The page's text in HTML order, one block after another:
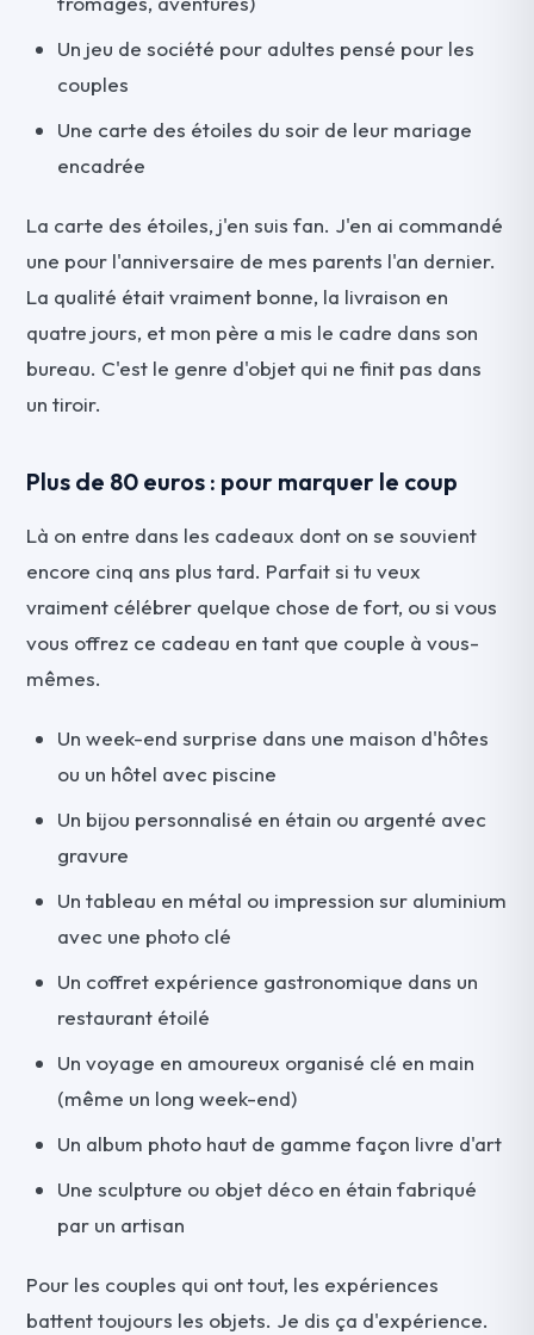
Un jeu de société pour adultes pensé pour les
couples
Une carte des étoiles du soir de leur mariage
encadrée
La carte des étoiles, j'en suis fan. J'en ai commandé
une pour l'anniversaire de mes parents l'an dernier.
La qualité était vraiment bonne, la livraison en
quatre jours, et mon père a mis le cadre dans son
bureau. C'est le genre d'objet qui ne finit pas dans
un tiroir.
Plus de 80 euros : pour marquer le coup
Là on entre dans les cadeaux dont on se souvient
encore cinq ans plus tard. Parfait si tu veux
vraiment célébrer quelque chose de fort, ou si vous
vous offrez ce cadeau en tant que couple à vous-
mêmes.
Un week-end surprise dans une maison d'hôtes
ou un hôtel avec piscine
Un bijou personnalisé en étain ou argenté avec
gravure
Un tableau en métal ou impression sur aluminium
avec une photo clé
Un coffret expérience gastronomique dans un
restaurant étoilé
Un voyage en amoureux organisé clé en main
(même un long week-end)
Un album photo haut de gamme façon livre d'art
Une sculpture ou objet déco en étain fabriqué
par un artisan
Pour les couples qui ont tout, les expériences
battent toujours les objets. Je dis ça d'expérience.